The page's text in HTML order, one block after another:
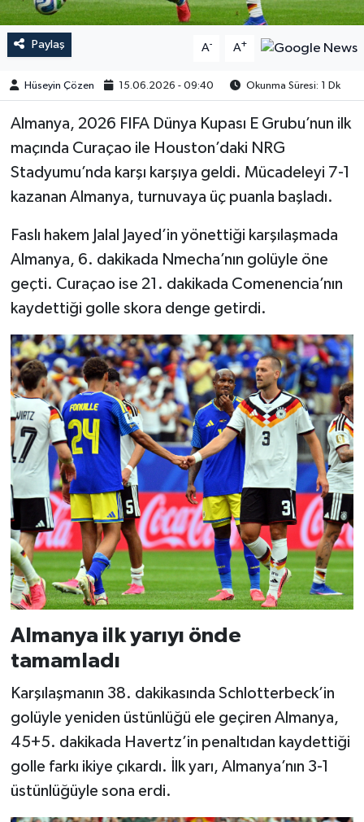
Paylaş A- A+
Hüseyin Çözen 15.06.2026 - 09:40 Okunma Süresi: 1 Dk
Almanya, 2026 FIFA Dünya Kupası E Grubu’nun ilk
maçında Curaçao ile Houston’daki NRG
Stadyumu’nda karşı karşıya geldi. Mücadeleyi 7-1
kazanan Almanya, turnuvaya üç puanla başladı.
Faslı hakem Jalal Jayed’in yönettiği karşılaşmada
Almanya, 6. dakikada Nmecha’nın golüyle öne
geçti. Curaçao ise 21. dakikada Comenencia’nın
kaydettiği golle skora denge getirdi.
Almanya ilk yarıyı önde
tamamladı
Karşılaşmanın 38. dakikasında Schlotterbeck’in
golüyle yeniden üstünlüğü ele geçiren Almanya,
45+5. dakikada Havertz’in penaltıdan kaydettiği
golle farkı ikiye çıkardı. İlk yarı, Almanya’nın 3-1
üstünlüğüyle sona erdi.